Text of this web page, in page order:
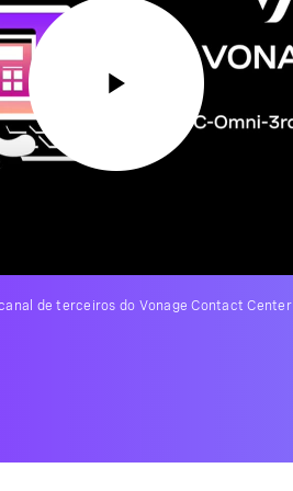
de terceiros do Vonage Contact Center